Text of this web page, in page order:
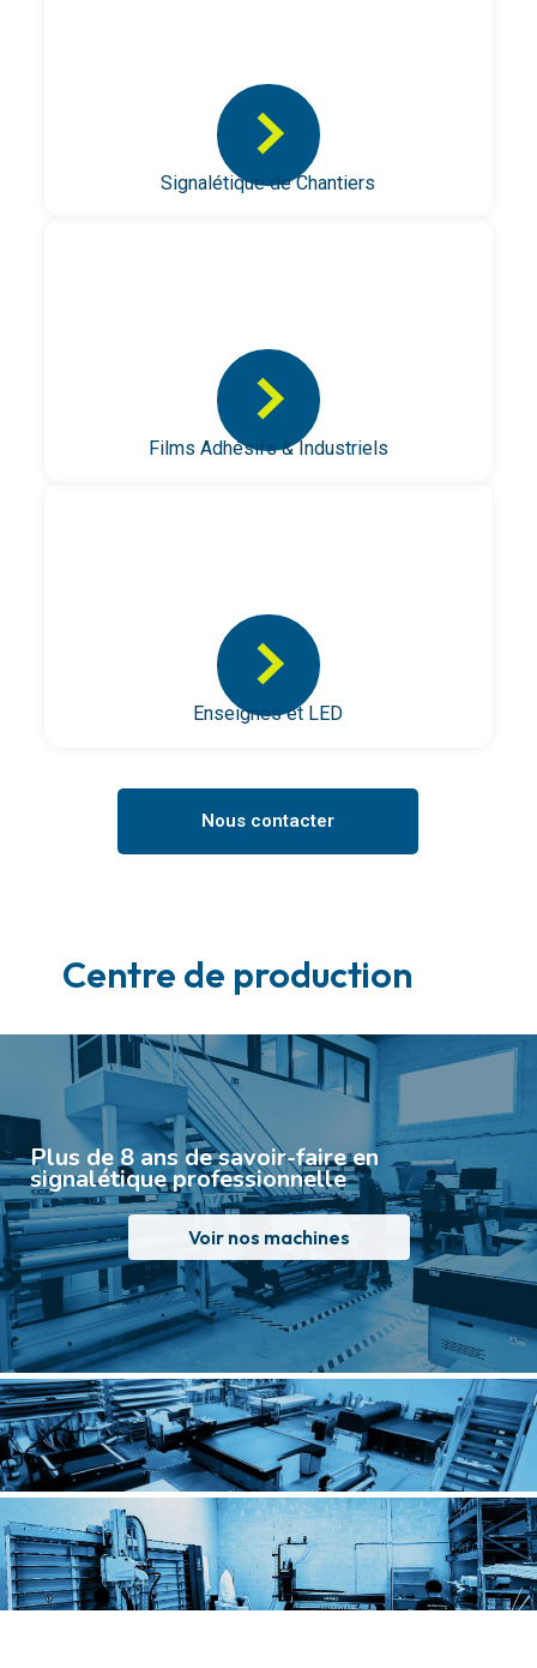
>
Signalétique de Chantiers
>
Films Adhésifs & Industriels
>
Enseignes et LED
Nous contacter
Centre de production
Plus de 8 ans de savoir-faire en
signalétique professionnelle
Voir nos machines